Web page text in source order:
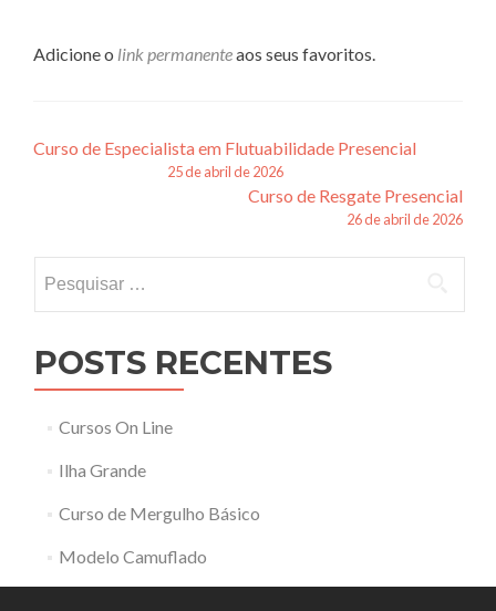
Adicione o link permanenteaos seus favoritos.
Navegação
Curso de Especialista em Flutuabilidade Presencial
25 de abril de 2026
Curso de Resgate Presencial
26 de abril de 2026
por:
POSTS RECENTES
Cursos On Line
Ilha Grande
Curso de Mergulho Básico
Modelo Camuflado